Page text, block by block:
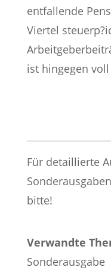
entfallende
Viertel
ist hingegen
Für detaillierte
bitte!
Verwandte
Sonderausgabe